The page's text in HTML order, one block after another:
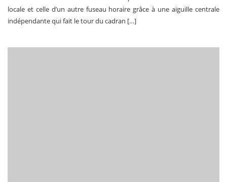
locale et celle d’un autre fuseau horaire grâce à une aiguille centrale
indépendante qui fait le tour du cadran […]